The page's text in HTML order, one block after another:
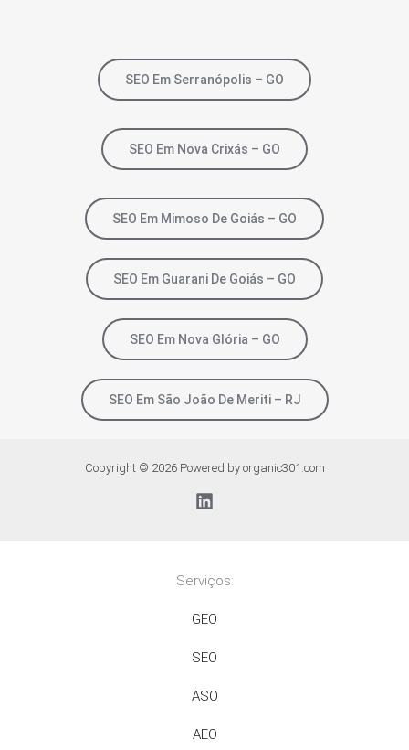
SEO Em Serranópolis – GO
SEO Em Nova Crixás – GO
SEO Em Mimoso De Goiás – GO
SEO Em Guarani De Goiás – GO
SEO Em Nova Glória – GO
SEO Em São João De Meriti – RJ
Copyright © 2026 Powered by organic301.com
Serviços:
GEO
SEO
ASO
AEO